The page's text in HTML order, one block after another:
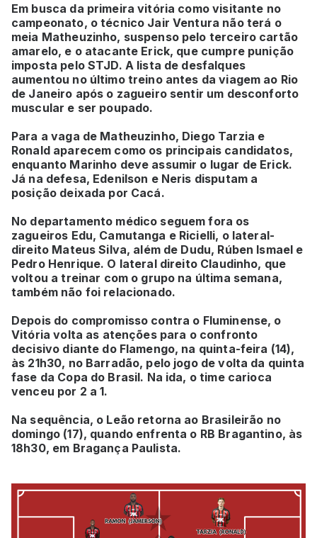
Em busca da primeira vitória como visitante no
campeonato, o técnico Jair Ventura não terá o
meia Matheuzinho, suspenso pelo terceiro cartão
amarelo, e o atacante Erick, que cumpre punição
imposta pelo STJD. A lista de desfalques
aumentou no último treino antes da viagem ao Rio
de Janeiro após o zagueiro sentir um desconforto
muscular e ser poupado.
Para a vaga de Matheuzinho, Diego Tarzia e
Ronald aparecem como os principais candidatos,
enquanto Marinho deve assumir o lugar de Erick.
Já na defesa, Edenilson e Neris disputam a
posição deixada por Cacá.
No departamento médico seguem fora os
zagueiros Edu, Camutanga e Ricielli, o lateral-
direito Mateus Silva, além de Dudu, Rúben Ismael e
Pedro Henrique. O lateral direito Claudinho, que
voltou a treinar com o grupo na última semana,
também não foi relacionado.
Depois do compromisso contra o Fluminense, o
Vitória volta as atenções para o confronto
decisivo diante do Flamengo, na quinta-feira (14),
às 21h30, no Barradão, pelo jogo de volta da quinta
fase da Copa do Brasil. Na ida, o time carioca
venceu por 2 a 1.
Na sequência, o Leão retorna ao Brasileirão no
domingo (17), quando enfrenta o RB Bragantino, às
18h30, em Bragança Paulista.